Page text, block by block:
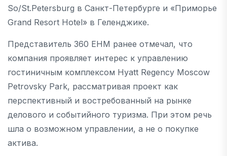
So/St.Petersburg в Санкт-Петербурге и «Приморье
Grand Resort Hotel» в Геленджике.
Представитель 360 EHM ранее отмечал, что
компания проявляет интерес к управлению
гостиничным комплексом Hyatt Regency Moscow
Petrovsky Park, рассматривая проект как
перспективный и востребованный на рынке
делового и событийного туризма. При этом речь
шла о возможном управлении, а не о покупке
актива.